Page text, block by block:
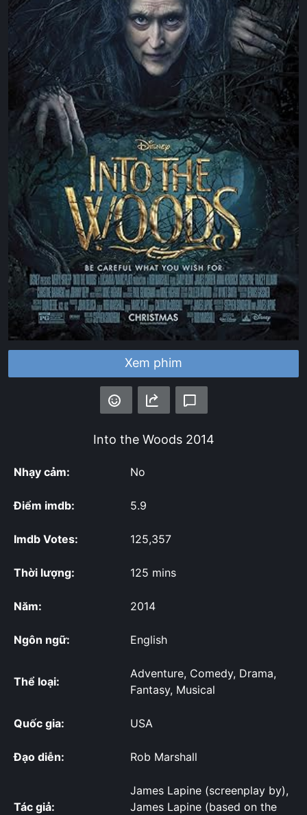
Xem phim
Into the Woods2014
Nhạy cảm: No
Điểm imdb: 5.9
Imdb Votes: 125,357
Thời lượng: 125 mins
Năm: 2014
Ngôn ngữ: English
Thể loại:
Adventure, Comedy, Drama,
Fantasy, Musical
Quốc gia: USA
Đạo diễn: Rob Marshall
Tác giả:
James Lapine (screenplay by),
James Lapine (based on the